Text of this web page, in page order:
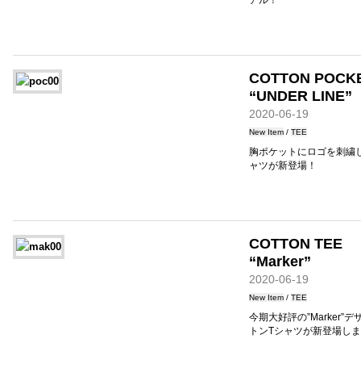
COTTON
“UNDER LINE”
2020-06-19
New Item / TEE
胸ポケットにロゴを刺繍
ャツが新登場！
COTTON TEE
“Marker”
2020-06-19
New Item / TEE
今期大好評の”Marker”デ
トンTシャツが新登場し